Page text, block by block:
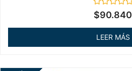
Valorado
en
de
$90.840
LEER MÁS